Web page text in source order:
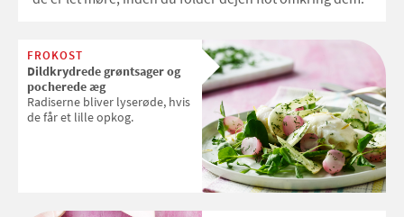
FROKOST
Dildkrydrede grøntsager og
pocherede æg
Radiserne bliver lyserøde, hvis
de får et lille opkog.